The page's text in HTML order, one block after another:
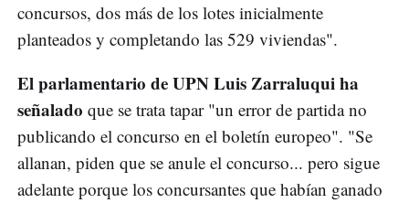
concursos, dos más de los lotes inicialmente
planteados y completando las 529 viviendas".
El parlamentario de UPN Luis Zarraluqui ha
señalado que se trata tapar "un error de partida no
publicando el concurso en el boletín europeo". "Se
allanan, piden que se anule el concurso... pero sigue
adelante porque los concursantes que habían ganado